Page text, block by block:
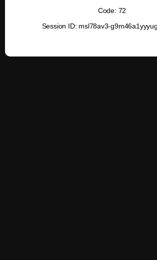
Code: 72
Session ID: msl78av3-